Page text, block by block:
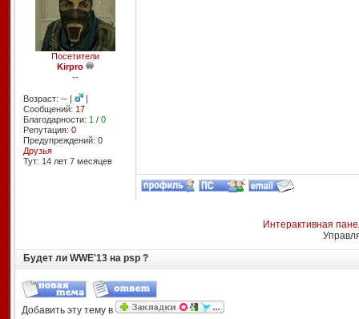
Посетители
Kirpro
--
Возраст: -- |
|
Сообщений: 17
Благодарности: 1 / 0
Репутация: 0
Предупреждений: 0
Друзья
Тут: 14 лет 7 месяцев
Интерактивная
Будет ли WWE'13 на psp ?
Добавить эту тему в